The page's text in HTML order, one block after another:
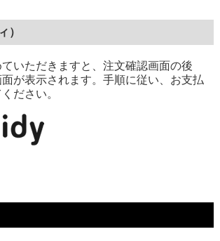
）
いただきますと、注文確認画面の後
が表示されます。手順に従い、お支払
ださい。